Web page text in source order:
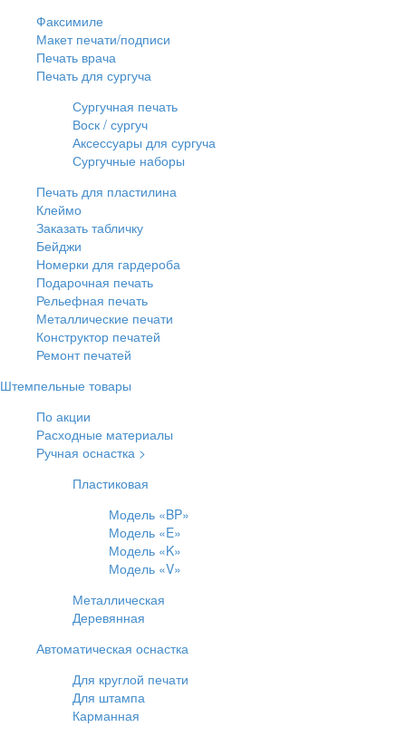
Факсимиле
Макет печати/подписи
Печать врача
Печать для сургуча
Сургучная печать
Воск / сургуч
Аксессуары для сургуча
Сургучные наборы
Печать для пластилина
Клеймо
Заказать табличку
Бейджи
Номерки для гардероба
Подарочная печать
Рельефная печать
Металлические печати
Конструктор печатей
Ремонт печатей
Штемпельные товары
По акции
Расходные материалы
Ручная оснастка >
Пластиковая
Модель «BP»
Модель «E»
Модель «K»
Модель «V»
Металлическая
Деревянная
Автоматическая оснастка
Для круглой печати
Для штампа
Карманная